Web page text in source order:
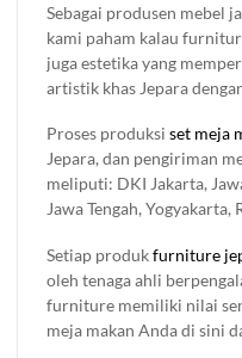
keren. Kami meliki
yang di buat
4 kursi, 6 kursi 8 kursi
kebutuhan dan space
makan, café, resto, bar
Sebagai produsen mebel
kami paham kalau
juga estetika yang
artistik khas Jepara
mewah dalam ruangan,
produkmebel jatiyang
bahan berkualitas, jadi
kualitasnya.
Proses produksi set meja
Jepara, dan pengiriman
meliputi: DKI Jakarta,
Jawa Tengah,
Sulawesi Utara, Lampung,
Tenggara Barat (NTB),
Maluku, Nusa Tenggara
Utara, Sulawesi
Setiap produkfurniture
oleh tenaga ahli
furniture memiliki nilai
meja makan Anda di sini